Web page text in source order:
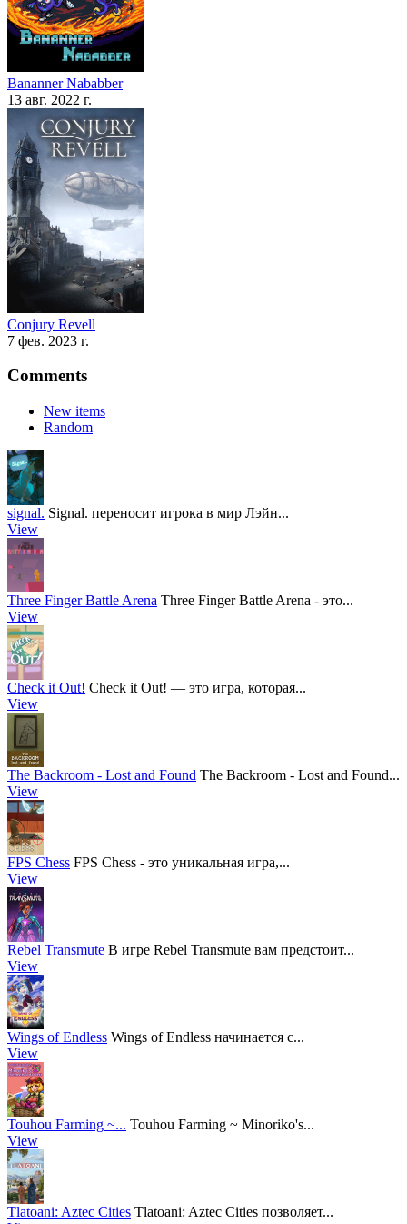
Bananner Nababber
13 авг. 2022 г.
Conjury Revell
7 фев. 2023 г.
Comments
New items
Random
signal. Signal. переносит игрока в мир Лэйн...
View
Three Finger Battle Arena Three Finger Battle Arena - это...
View
Check it Out! Check it Out! — это игра, которая...
View
The Backroom - Lost and Found The Backroom - Lost and Found...
View
FPS Chess FPS Chess - это уникальная игра,...
View
Rebel Transmute В игре Rebel Transmute вам предстоит...
View
Wings of Endless Wings of Endless начинается с...
View
Touhou Farming ~... Touhou Farming ~ Minoriko's...
View
Tlatoani: Aztec Cities Tlatoani: Aztec Cities позволяет...